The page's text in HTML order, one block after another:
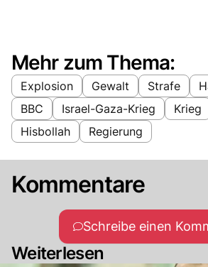
Mehr zum Thema:
Explosion Gewalt Strafe
BBC
Israel-Gaza-Krieg
Krieg
Hisbollah
Regierung
Kommentare
Schreibe einen
Weiterlesen